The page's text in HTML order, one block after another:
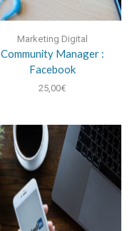
Marketing Digital
Community Manager :
Facebook
25,00€